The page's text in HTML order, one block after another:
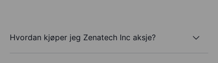
Hvordan kjøper jeg Zenatech Inc aksje?